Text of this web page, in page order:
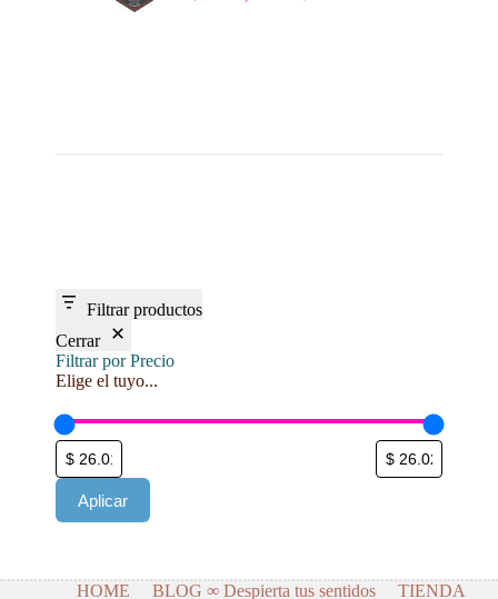
Filtrar productos
Cerrar
Filtrar por Precio
Elige el tuyo...
Aplicar
HOME BLOG ∞ Despierta tus sentidos
TIENDA